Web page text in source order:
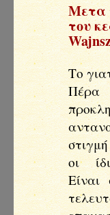
Μετα
του
Το
οι